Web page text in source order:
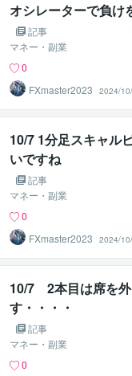
オシレーターで負け
記事
マネー・副業
0
FXmaster2023
2024/
10/7 1分足スキャル
いですね
記事
マネー・副業
0
FXmaster2023
2024/
10/7 2本目は席を
す・・・・
記事
マネー・副業
0